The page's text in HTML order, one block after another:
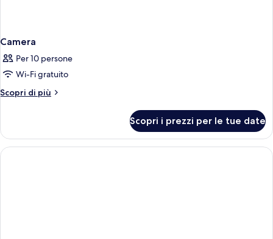
Camera
Per 10 persone
Wi-Fi gratuito
Scopri di più
Altri
Scopri i prezzi per le tue date